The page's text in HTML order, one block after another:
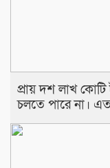
প্রায় দশ লাখ
চলতে পারে না।